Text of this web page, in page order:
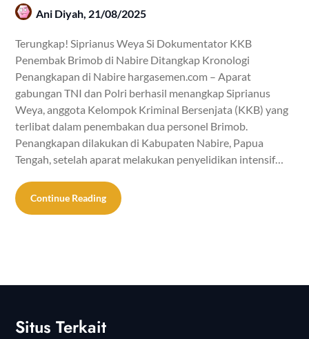
Ani Diyah, 21/08/2025
Terungkap! Siprianus Weya Si Dokumentator KKB
Penembak Brimob di Nabire Ditangkap Kronologi
Penangkapan di Nabire hargasemen.com – Aparat
gabungan TNI dan Polri berhasil menangkap Siprianus
Weya, anggota Kelompok Kriminal Bersenjata (KKB) yang
terlibat dalam penembakan dua personel Brimob.
Penangkapan dilakukan di Kabupaten Nabire, Papua
Tengah, setelah aparat melakukan penyelidikan intensif…
Continue Reading
Situs Terkait